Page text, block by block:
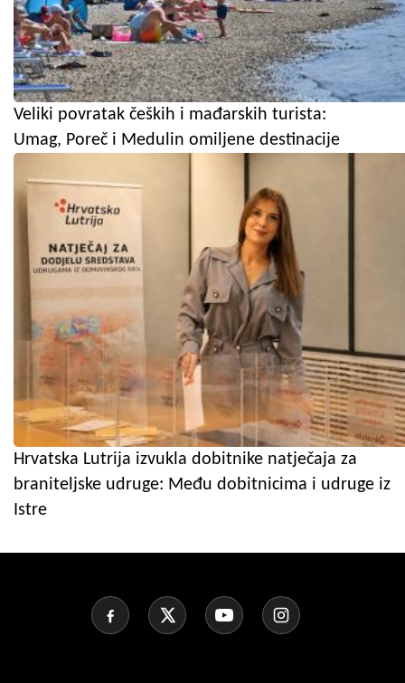
Veliki povratak čeških i mađarskih turista:
Umag, Poreč i Medulin omiljene destinacije
Hrvatska Lutrija izvukla dobitnike natječaja za
braniteljske udruge: Među dobitnicima i udruge iz
Istre